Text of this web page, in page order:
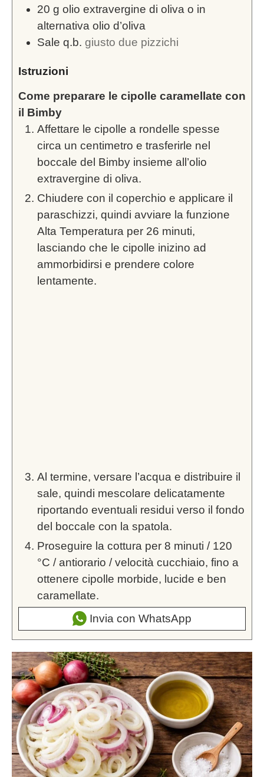
20 g olio extravergine di oliva o in
alternativa olio d’oliva
Sale q.b. giusto due pizzichi
Istruzioni
Come preparare le cipolle caramellate con
il Bimby
Affettare le cipolle a rondelle spesse
circa un centimetro e trasferirle nel
boccale del Bimby insieme all’olio
extravergine di oliva.
Chiudere con il coperchio e applicare il
paraschizzi, quindi avviare la funzione
Alta Temperatura per 26 minuti,
lasciando che le cipolle inizino ad
ammorbidirsi e prendere colore
lentamente.
Al termine, versare l’acqua e distribuire il
sale, quindi mescolare delicatamente
riportando eventuali residui verso il fondo
del boccale con la spatola.
Proseguire la cottura per 8 minuti / 120
°C / antiorario / velocità cucchiaio, fino a
ottenere cipolle morbide, lucide e ben
caramellate.
Invia con WhatsApp